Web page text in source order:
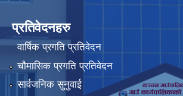
प्रतिवेदनहरु
वार्षिक प्रगति प्रतिवेदन
चौमासिक प्रगति प्रतिवेदन
सार्वजनिक सुनुवाई